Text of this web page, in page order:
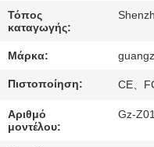
ΜΑΣ
ΕΛΆΤΕ
ΕΠΑΦΉ
ΜΕ
Τόπος
καταγωγής:
Μάρκα:
Πιστοποίηση: CE、
Αριθμό
μοντέλου:
Gz-